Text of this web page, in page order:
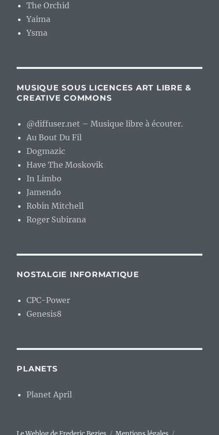
The Orchid
Yaima
Ysma
MUSIQUE SOUS LICENCES ART LIBRE &
CREATIVE COMMONS
@diffuser.net – Musique libre à écouter.
Au Bout Du Fil
Dogmazic
Have The Moskovik
In Limbo
Jamendo
Robin Mitchell
Roger Subirana
NOSTALGIE INFORMATIQUE
CPC-Power
Genesis8
PLANETS
Planet April